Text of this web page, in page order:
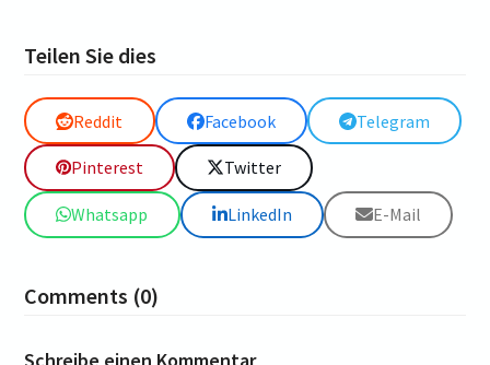
Teilen Sie dies
Reddit Facebook Telegram
Pinterest Twitter
Whatsapp LinkedIn E-Mail
Comments (0)
Schreibe einen Kommentar